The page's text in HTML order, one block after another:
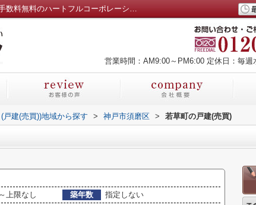
神戸市須磨区若草町の戸建一覧｜神戸市の新築一戸建ては仲介手数料無料のハートフルコーポレーションへ
営業時間：AM9:00～PM6:00 定休日：毎
(戸建(売買))地域から探す > 神戸市須磨区 > 若草町の戸建(売買)
上限なし 築年数
指定しない